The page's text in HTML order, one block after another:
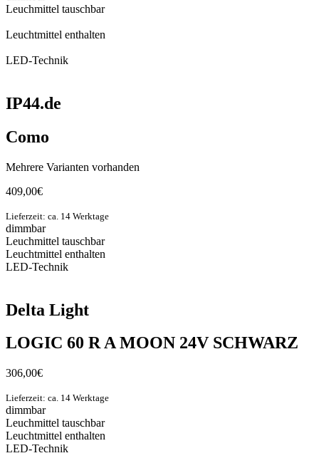
Leuchmittel tauschbar
Leuchtmittel enthalten
LED-Technik
IP44.de
Como
Mehrere Varianten vorhanden
409,00€
Lieferzeit: ca. 14 Werktage
dimmbar
Leuchmittel tauschbar
Leuchtmittel enthalten
LED-Technik
Delta Light
LOGIC 60 R A MOON 24V SCHWARZ
306,00€
Lieferzeit: ca. 14 Werktage
dimmbar
Leuchmittel tauschbar
Leuchtmittel enthalten
LED-Technik